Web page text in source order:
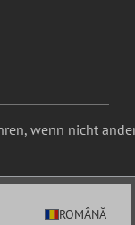
wenn nicht
ROMÂNĂ